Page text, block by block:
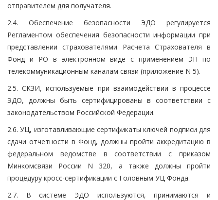
отправителем для получателя.
2.4. Обеспечение безопасности ЭДО регулируется
Регламентом обеспечения безопасности информации при
представлении страхователями Расчета Страхователя в
Фонд и РО в электронном виде с применением ЭП по
телекоммуникационным каналам связи (приложение N 5).
2.5. СКЗИ, используемые при взаимодействии в процессе
ЭДО, должны быть сертифицированы в соответствии с
законодательством Российской Федерации.
2.6. УЦ, изготавливающие сертификаты ключей подписи для
сдачи отчетности в Фонд, должны пройти аккредитацию в
федеральном ведомстве в соответствии с приказом
Минкомсвязи России N 320, а также должны пройти
процедуру кросс-сертификации с Головным УЦ Фонда.
2.7. В системе ЭДО используются, принимаются и